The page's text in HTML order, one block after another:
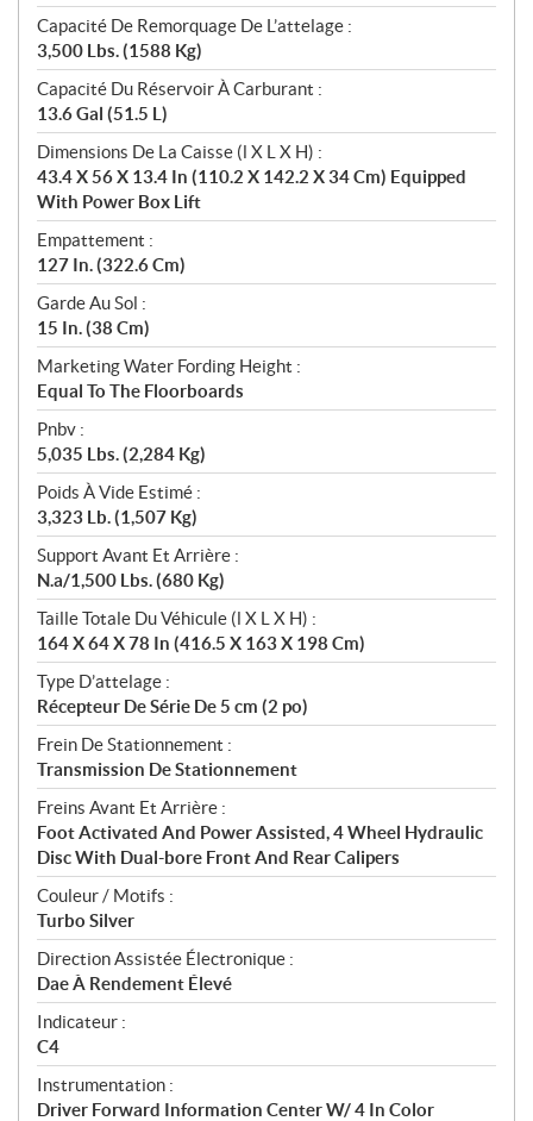
Capacité De Remorquage De L’attelage :
3,500 Lbs. (1588 Kg)
Capacité Du Réservoir À Carburant :
13.6 Gal (51.5 L)
Dimensions De La Caisse (l X L X H) :
43.4 X 56 X 13.4 In (110.2 X 142.2 X 34 Cm) Equipped
With Power Box Lift
Empattement :
127 In. (322.6 Cm)
Garde Au Sol :
15 In. (38 Cm)
Marketing Water Fording Height :
Equal To The Floorboards
Pnbv :
5,035 Lbs. (2,284 Kg)
Poids À Vide Estimé :
3,323 Lb. (1,507 Kg)
Support Avant Et Arrière :
N.a/1,500 Lbs. (680 Kg)
Taille Totale Du Véhicule (l X L X H) :
164 X 64 X 78 In (416.5 X 163 X 198 Cm)
Type D’attelage :
Récepteur De Série De 5 cm (2 po)
Frein De Stationnement :
Transmission De Stationnement
Freins Avant Et Arrière :
Foot Activated And Power Assisted, 4 Wheel Hydraulic
Disc With Dual-bore Front And Rear Calipers
Couleur / Motifs :
Turbo Silver
Direction Assistée Électronique :
Dae À Rendement Élevé
Indicateur :
C4
Instrumentation :
Driver Forward Information Center W/ 4 In Color